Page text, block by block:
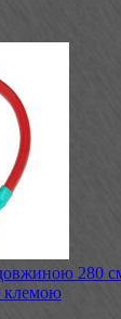
280 см
клемою